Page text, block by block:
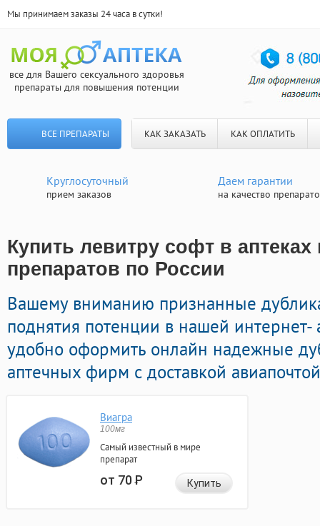
Мы принимаем заказы 24 часа в сутки!
все для Вашего сексуального здоровья
препараты для повышения потенции
ВСЕ ПРЕПАРАТЫ КАК ЗАКАЗАТЬ КАК ОПЛАТИТЬ
Круглосуточный
прием заказов
Даем гарантии
на качество
Купить левитру софт в
препаратов по России
Вашему вниманию признанные
поднятия потенции в нашей интернет-
удобно оформить онлайн надежные
аптечных фирм с доставкой
Виагра
100мг
Самый известный в мире
препарат
от 70Р Купить